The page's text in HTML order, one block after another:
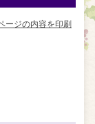
ージの内容を印刷